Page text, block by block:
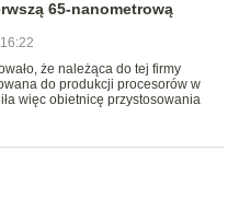
65-nanometrową
że należąca do tej firmy
do produkcji procesorów w
więc obietnicę przystosowania